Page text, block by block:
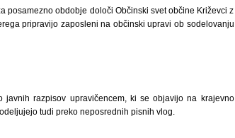
posamezno obdobje določi Občinski svet občine Križevci z
pripravijo zaposleni na občinski upravi ob sodelovanju
razpisov upravičencem, ki se objavijo na krajevno
tudi preko neposrednih pisnih vlog.